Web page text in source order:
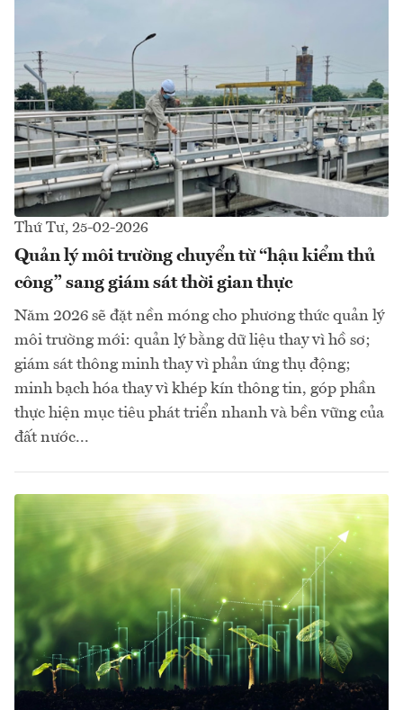
Thứ Tư, 25-02-2026
Quản lý môi trường chuyển từ “hậu kiểm thủ
công” sang giám sát thời gian thực
Năm 2026 sẽ đặt nền móng cho phương thức quản lý
môi trường mới: quản lý bằng dữ liệu thay vì hồ sơ;
giám sát thông minh thay vì phản ứng thụ động;
minh bạch hóa thay vì khép kín thông tin, góp phần
thực hiện mục tiêu phát triển nhanh và bền vững của
đất nước...